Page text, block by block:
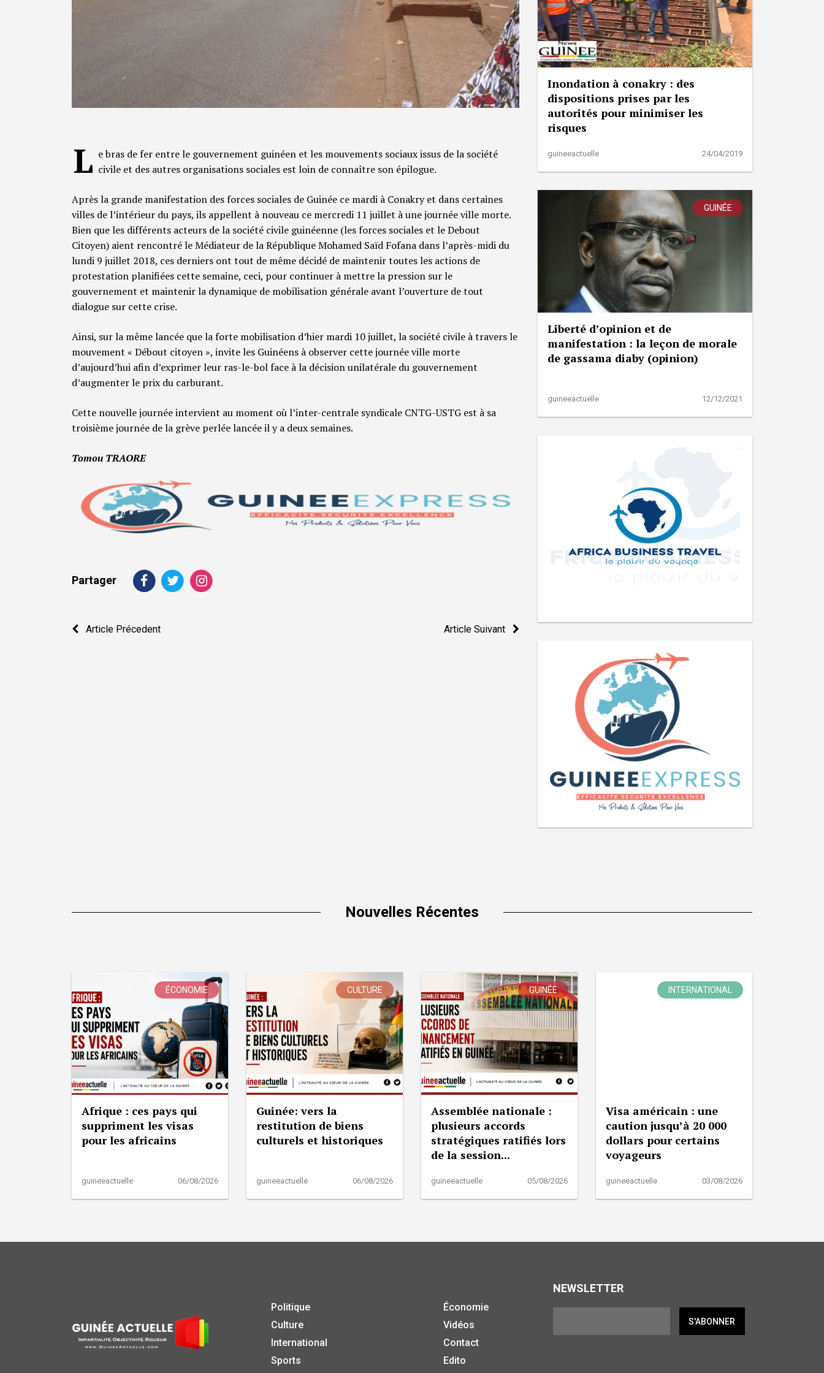
L e bras de fer entre le gouvernement guinéen et les mouvements sociaux issus de la société
civile et des autres organisations sociales est loin de connaître son épilogue.
Après la grande manifestation des forces sociales de Guinée ce mardi à Conakry et dans certaines
villes de l’intérieur du pays, ils appellent à nouveau ce mercredi 11 juillet à une journée ville morte.
Bien que les différents acteurs de la société civile guinéenne (les forces sociales et le Debout
Citoyen) aient rencontré le Médiateur de la République Mohamed Saïd Fofana dans l’après-midi du
lundi 9 juillet 2018, ces derniers ont tout de même décidé de maintenir toutes les actions de
protestation planifiées cette semaine, ceci, pour continuer à mettre la pression sur le
gouvernement et maintenir la dynamique de mobilisation générale avant l’ouverture de tout
dialogue sur cette crise.
Ainsi, sur la même lancée que la forte mobilisation d’hier mardi 10 juillet, la société civile à travers le
mouvement « Débout citoyen », invite les Guinéens à observer cette journée ville morte
d’aujourd’hui afin d’exprimer leur ras-le-bol face à la décision unilatérale du gouvernement
d’augmenter le prix du carburant.
Cette nouvelle journée intervient au moment où l’inter-centrale syndicale CNTG-USTG est à sa
troisième journée de la grève perlée lancée il y a deux semaines.
Tomou TRAORE
Partager
Navigation
Article Précedent Article Suivant
Inondation à conakry : des
dispositions prises par les
autorités pour minimiser les
risques
guineeactuelle 24/04/2019
GUINÉE
Liberté d’opinion et de
manifestation : la leçon de morale
de gassama diaby (opinion)
guineeactuelle 12/12/2021
Nouvelles Récentes
ÉCONOMIE
Afrique : ces pays qui
suppriment les visas
pour les africains
guineeactuelle 06/08/2026
CULTURE
Guinée: vers la
restitution de biens
culturels et historiques
guineeactuelle 06/08/2026
GUINÉE
Assemblée nationale :
plusieurs accords
stratégiques ratifiés lors
de la session...
guineeactuelle 05/08/2026
INTERNATIONAL
Visa américain : une
caution jusqu’à 20 000
dollars pour certains
voyageurs
guineeactuelle 03/08/2026
Politique
Culture
International
Sports
Économie
Vidéos
Contact
Edito
NEWSLETTER
S'ABONNER